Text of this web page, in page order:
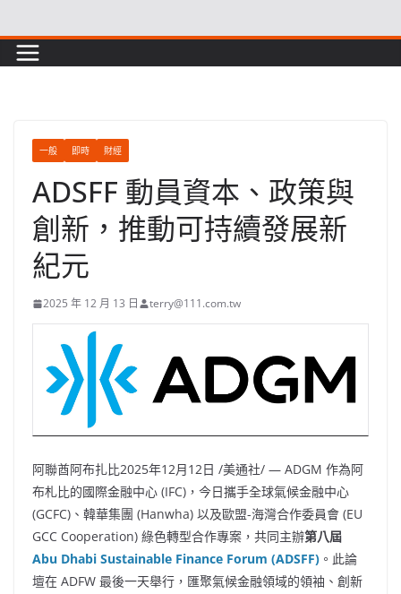
to
content
一般 即時 財經
ADSFF 動員資本、政策與
創新，推動可持續發展新
紀元
2025 年 12 月 13 日 terry@111.com.tw
阿聯酋阿布扎比2025年12月12日 /美通社/ — ADGM 作為阿
布札比的國際金融中心 (IFC)，今日攜手全球氣候金融中心
(GCFC)、韓華集團 (Hanwha) 以及歐盟-海灣合作委員會 (EU
GCC Cooperation) 綠色轉型合作專案，共同主辦第八屆
Abu Dhabi Sustainable Finance Forum (ADSFF) 。此論
壇在 ADFW 最後一天舉行，匯聚氣候金融領域的領袖、創新